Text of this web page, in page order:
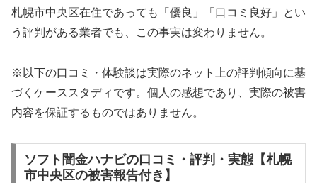
札幌市中央区在住であっても「優良」「口コミ良好」とい
う評判がある業者でも、この事実は変わりません。
※以下の口コミ・体験談は実際のネット上の評判傾向に基
づくケーススタディです。個人の感想であり、実際の被害
内容を保証するものではありません。
ソフト闇金ハナビの口コミ・評判・実態【札幌
市中央区の被害報告付き】